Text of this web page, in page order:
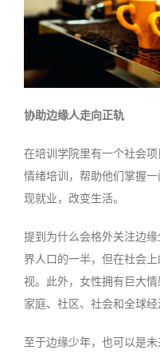
协助边缘人走向正轨
在培训学院里有一个社会
情绪培训，帮助他们掌握
现就业，改变生活。
提到为什么会格外关注边
界人口的一半，但在社会
视。此外，女性拥有巨大
家庭、社区、社会和全球经
至于边缘少年，也可以是